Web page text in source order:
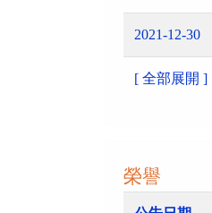
2021-12-30
[ 全部展開 ]
榮譽